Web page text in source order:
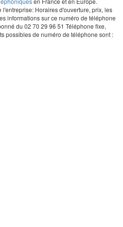
Horaires d'ouverture, prix, les
informations sur ce numéro de téléphone
du 02 70 29 96 51 Téléphone fixe,
possibles de numéro de téléphone sont :